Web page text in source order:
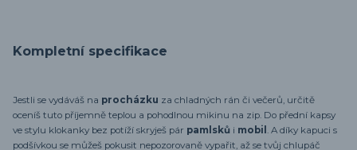
Kompletní specifikace
Jestli se vydáváš na procházku za chladných rán či večerů, určitě
oceníš tuto příjemně teplou a pohodlnou mikinu na zip. Do přední kapsy
ve stylu klokanky bez potíží skryješ pár pamlsků i mobil . A díky kapuci s
podšívkou se můžeš pokusit nepozorovaně vypařit, až se tvůj chlupáč